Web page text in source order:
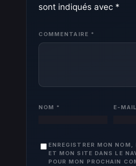
sont indiqués avec *
COMMENTAIRE *
NOM * E-MAIL
ENREGISTRER MON
ET MON SITE DANS LE
POUR MON PROCHAIN